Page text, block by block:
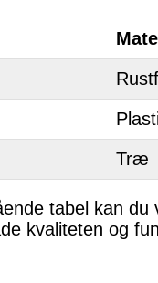
Træ
tabel kan
kvaliteten og